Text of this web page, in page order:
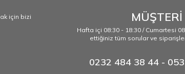
için bizi
Hafta içi 08:30 - 18:30 / Cumartesi
ettiğiniz tüm sorular ve
0232 484 38 44 -